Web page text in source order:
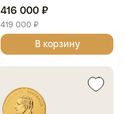
ОСТРОВА
416 000 ₽
419 000 ₽
В корзину